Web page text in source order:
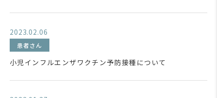
2023.02.06
患者さん
小児インフルエンザワクチン予防接種について